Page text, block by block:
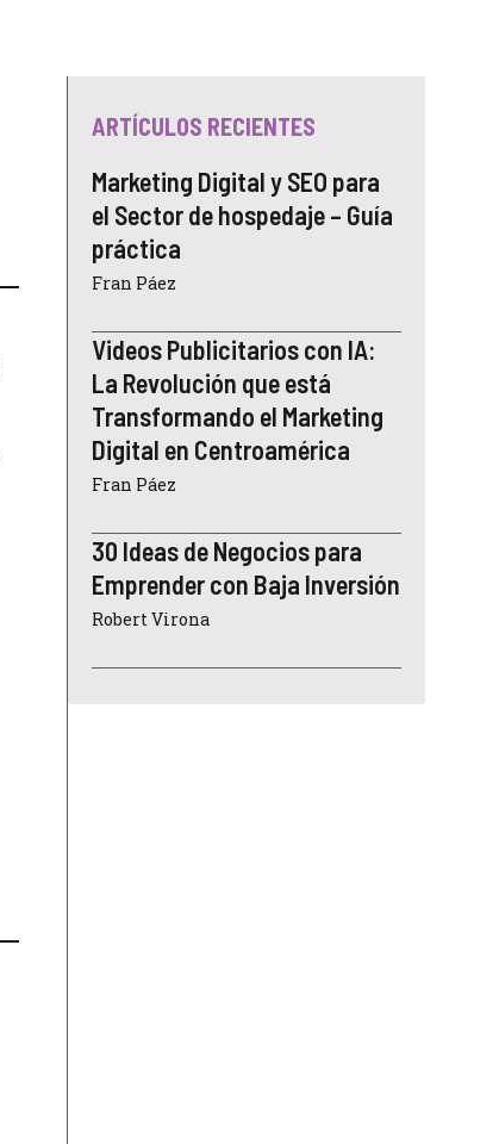
ARTÍCULOS RECIENTES
Marketing Digital y SEO para
el Sector de hospedaje – Guía
práctica
Fran Páez
Videos Publicitarios con IA:
La Revolución que está
Transformando el Marketing
Digital en Centroamérica
Fran Páez
30 Ideas de Negocios para
Emprender con Baja Inversión
Robert Virona